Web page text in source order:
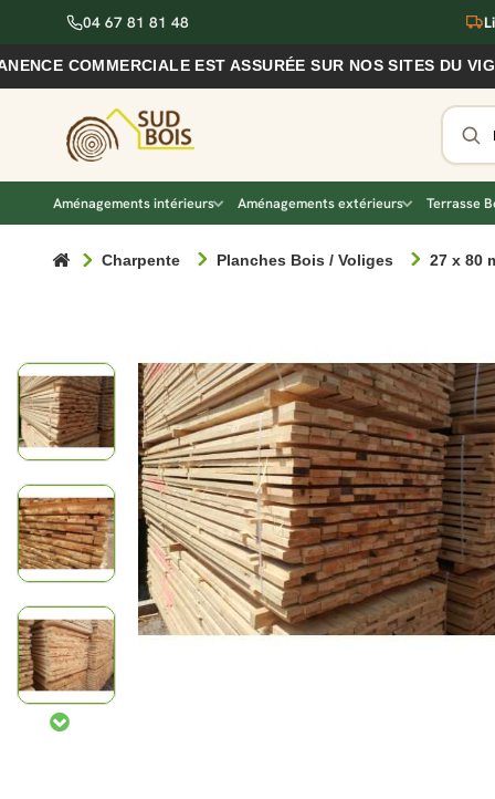
04 67 81 81 48
EST ASSURÉE SUR NOS SITES DU VIGAN
Aménagements intérieurs Aménagements extérieurs Terrasse
Charpente Planches Bois / Voliges 27 x 80